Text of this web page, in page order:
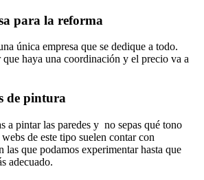
para la reforma
única empresa que se dedique a todo.
que haya una coordinación y el precio va a
de pintura
a pintar las paredes y no sepas qué tono
de este tipo suelen contar con
las que podamos experimentar hasta que
adecuado.